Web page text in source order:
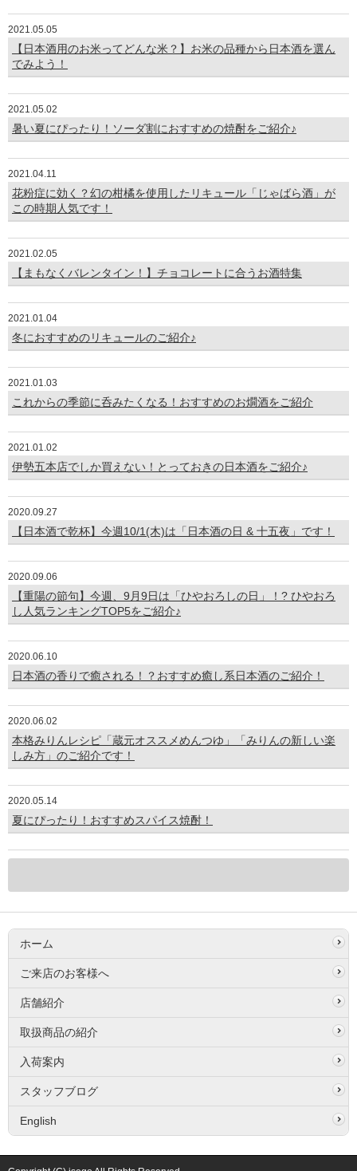
2021.05.05
【日本酒用のお米ってどんな米？】お米の品種から日本酒を選ん
でみよう！
2021.05.02
暑い夏にぴったり！ソーダ割におすすめの焼酎をご紹介♪
2021.04.11
花粉症に効く？幻の柑橘を使用したリキュール「じゃばら酒」が
この時期人気です！
2021.02.05
【まもなくバレンタイン！】チョコレートに合うお酒特集
2021.01.04
冬におすすめのリキュールのご紹介♪
2021.01.03
これからの季節に呑みたくなる！おすすめのお燗酒をご紹介
2021.01.02
伊勢五本店でしか買えない！とっておきの日本酒をご紹介♪
2020.09.27
【日本酒で乾杯】今週10/1(木)は「日本酒の日 & 十五夜」です！
2020.09.06
【重陽の節句】今週、9月9日は「ひやおろしの日」！? ひやおろ
し人気ランキングTOP5をご紹介♪
2020.06.10
日本酒の香りで癒される！？おすすめ癒し系日本酒のご紹介！
2020.06.02
本格みりんレシピ「蔵元オススメめんつゆ」「みりんの新しい楽
しみ方」のご紹介です！
2020.05.14
夏にぴったり！おすすめスパイス焼酎！
ホーム
ご来店のお客様へ
店舗紹介
取扱商品の紹介
入荷案内
スタッフブログ
English